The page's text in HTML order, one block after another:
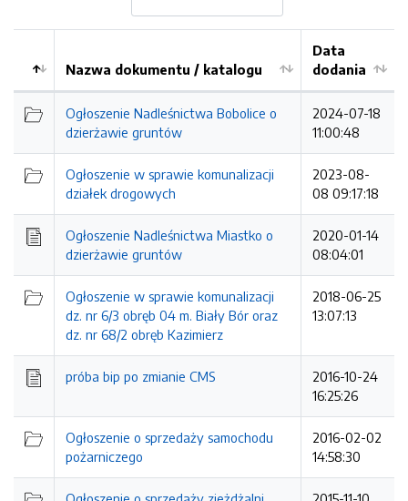
Kolejność
Nazwa dokumentu / katalogu
Data
dodania
Ogłoszenie Nadleśnictwa Bobolice o
dzierżawie gruntów
2024-07-18
11:00:48
Ogłoszenie w sprawie komunalizacji
działek drogowych
2023-08-
08 09:17:18
Ogłoszenie Nadleśnictwa Miastko o
dzierżawie gruntów
2020-01-14
08:04:01
Ogłoszenie w sprawie komunalizacji
dz. nr 6/3 obręb 04 m. Biały Bór oraz
dz. nr 68/2 obręb Kazimierz
2018-06-25
13:07:13
próba bip po zmianie CMS
2016-10-24
16:25:26
Ogłoszenie o sprzedaży samochodu
pożarniczego
2016-02-02
14:58:30